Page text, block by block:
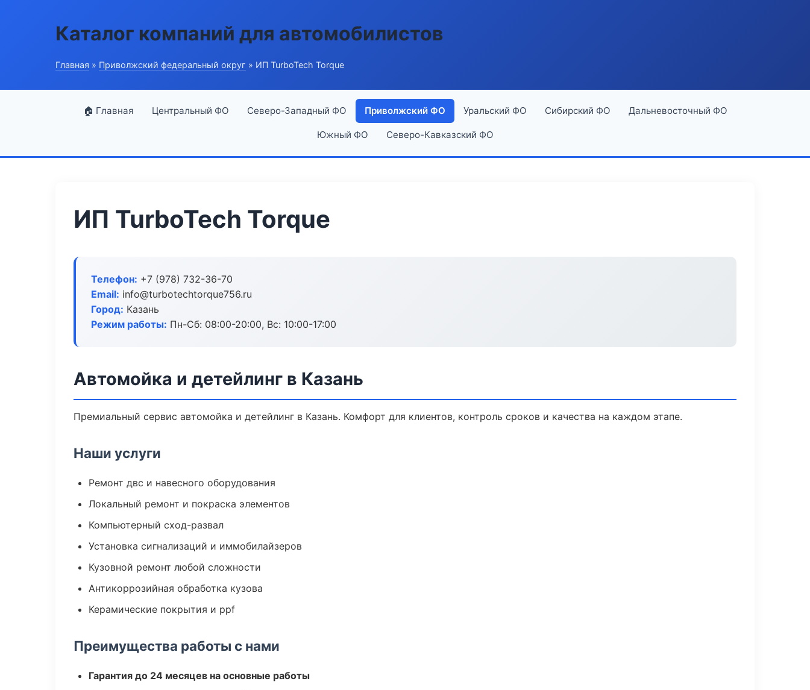
Каталог компаний для автомобилистов
Главная » Приволжский федеральный округ » ИП TurboTech Torque
🏠 Главная Центральный ФО Северо-Западный ФО Приволжский ФО Уральский ФО Сибирский ФО Дальневосточный ФО
Южный ФО Северо-Кавказский ФО
ИП TurboTech Torque
Телефон: +7 (978) 732-36-70
Email: info@turbotechtorque756.ru
Город: Казань
Режим работы: Пн-Сб: 08:00-20:00, Вс: 10:00-17:00
Автомойка и детейлинг в Казань
Премиальный сервис автомойка и детейлинг в Казань. Комфорт для клиентов, контроль сроков и качества на каждом этапе.
Наши услуги
Ремонт двс и навесного оборудования
Локальный ремонт и покраска элементов
Компьютерный сход-развал
Установка сигнализаций и иммобилайзеров
Кузовной ремонт любой сложности
Антикоррозийная обработка кузова
Керамические покрытия и ppf
Преимущества работы с нами
Гарантия до 24 месяцев на основные работы